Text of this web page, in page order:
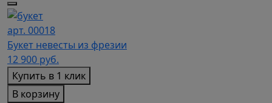
арт. 00018
Букет невесты из фрезии
12 900 руб.
Купить в 1 клик
В корзину